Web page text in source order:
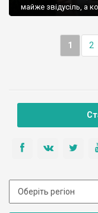
майже звідусіль, а
1 2